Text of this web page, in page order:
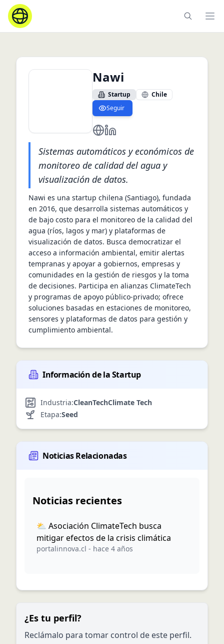
Nawi
Startup
Chile
Seguir
https://en.nawi.cl/
http://www.linkedin.com/
Sistemas automáticos y económicos de
monitoreo de calidad del agua y
visualización de datos.
Nawi es una startup chilena (Santiago), fundada
en 2016, que desarrolla sistemas automáticos y
de bajo costo para el monitoreo de la calidad del
agua (ríos, lagos y mar) y plataformas de
visualización de datos. Busca democratizar el
acceso a información ambiental, emitir alertas
tempranas y apoyar a gobiernos, empresas y
comunidades en la gestión de riesgos y la toma
de decisiones. Participa en alianzas ClimateTech
y programas de apoyo público-privado; ofrece
soluciones basadas en estaciones de monitoreo,
sensores y plataformas de datos para gestión y
cumplimiento ambiental.
Información de la Startup
Industria:CleanTechClimate Tech
Etapa:Seed
Noticias Relacionadas
Noticias recientes
⛅️ Asociación ClimateTech busca
mitigar efectos de la crisis climática
portalinnova.cl - hace 4 años
¿Es tu perfil?
Reclámalo para tomar control de este perfil.